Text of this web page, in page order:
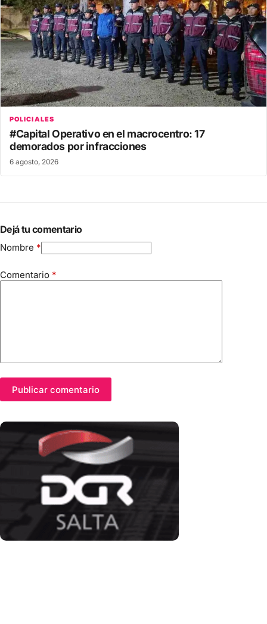
POLICIALES
#Capital Operativo en el macrocentro: 17
demorados por infracciones
6 agosto, 2026
Dejá tu comentario
Nombre *
Comentario *
Publicar comentario